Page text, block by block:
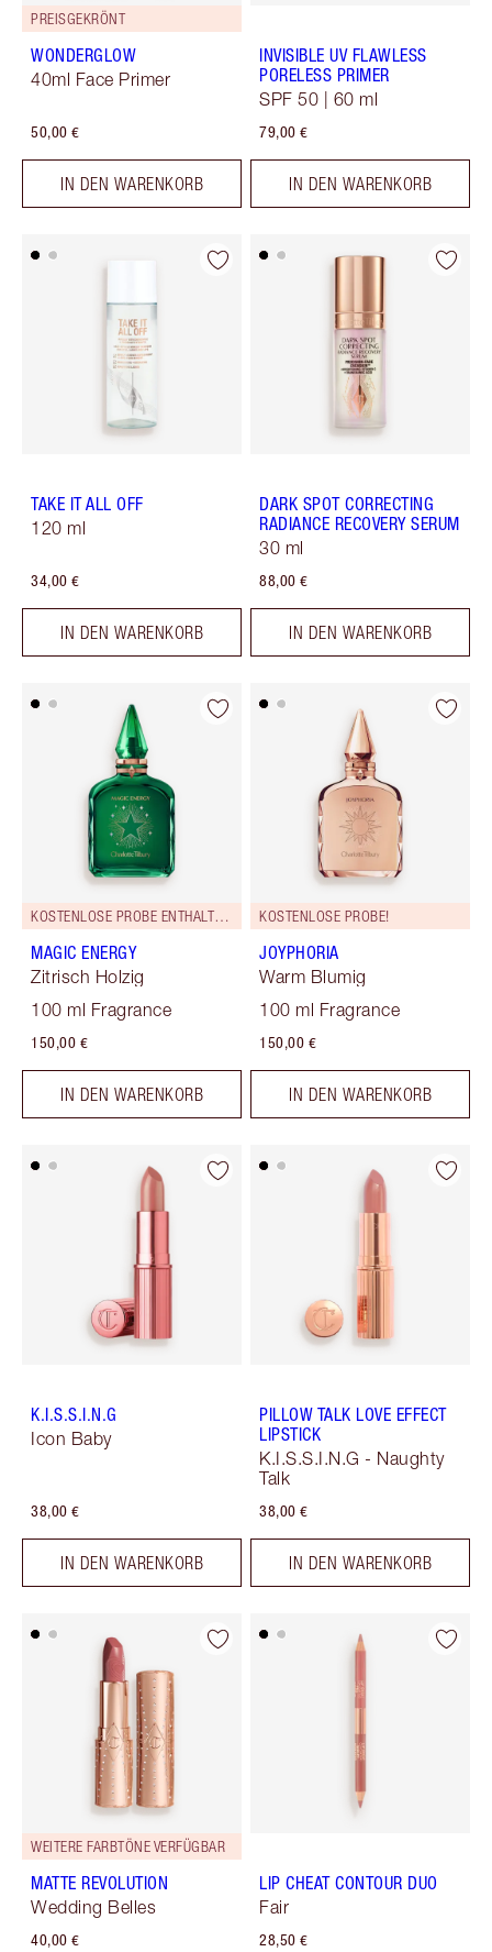
PREISGEKRÖNT
WONDERGLOW
40ml Face Primer
50,00 €
IN DEN WARENKORB
INVISIBLE UV FLAWLESS
PORELESS PRIMER
SPF 50 | 60 ml
79,00 €
IN DEN WARENKORB
TAKE IT ALL OFF
120 ml
34,00 €
IN DEN WARENKORB
DARK SPOT CORRECTING
RADIANCE RECOVERY SERUM
30 ml
88,00 €
IN DEN WARENKORB
KOSTENLOSE PROBE ENTHALTEN!
MAGIC ENERGY
Zitrisch Holzig
100 ml Fragrance
150,00 €
IN DEN WARENKORB
KOSTENLOSE PROBE!
JOYPHORIA
Warm Blumig
100 ml Fragrance
150,00 €
IN DEN WARENKORB
K.I.S.S.I.N.G
Icon Baby
38,00 €
IN DEN WARENKORB
PILLOW TALK LOVE EFFECT
LIPSTICK
K.I.S.S.I.N.G - Naughty
Talk
38,00 €
IN DEN WARENKORB
WEITERE FARBTÖNE VERFÜGBAR
MATTE REVOLUTION
Wedding Belles
40,00 €
LIP CHEAT CONTOUR DUO
Fair
28,50 €